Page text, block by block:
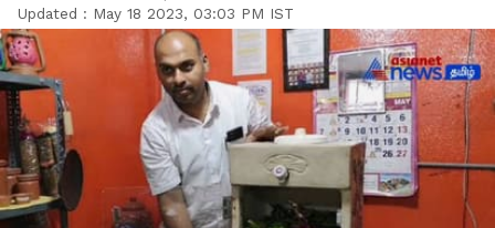
Updated : May 18 2023, 03:03 PM IST